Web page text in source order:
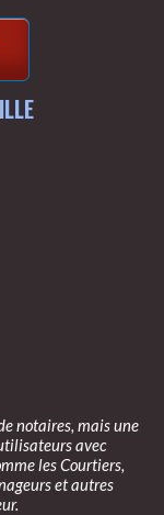
notaires, mais une
avec
les Courtiers,
et autres